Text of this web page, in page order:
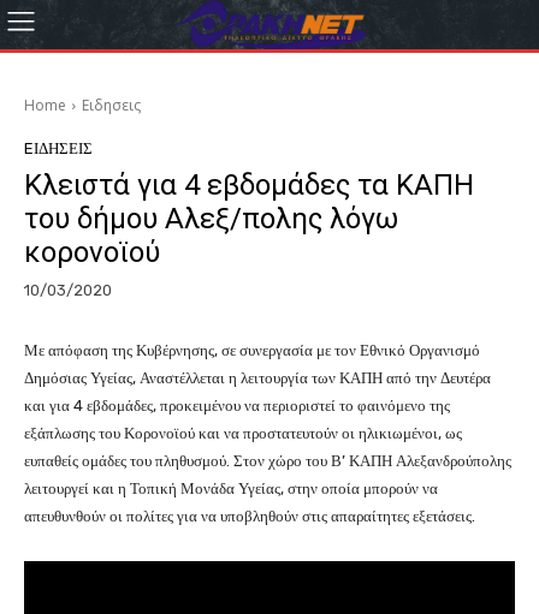
Home Eιδησεις
EΙΔΗΣΕΙΣ
Κλειστά για 4 εβδομάδες τα ΚΑΠΗ
του δήμου Αλεξ/πολης λόγω
κορονοϊού
10/03/2020
Με απόφαση της Κυβέρνησης, σε συνεργασία με τον Εθνικό Οργανισμό
Δημόσιας Υγείας, Αναστέλλεται η λειτουργία των ΚΑΠΗ από την Δευτέρα
και για 4 εβδομάδες, προκειμένου να περιοριστεί το φαινόμενο της
εξάπλωσης του Κορονοϊού και να προστατευτούν οι ηλικιωμένοι, ως
ευπαθείς ομάδες του πληθυσμού. Στον χώρο του Β’ ΚΑΠΗ Αλεξανδρούπολης
λειτουργεί και η Τοπική Μονάδα Υγείας, στην οποία μπορούν να
απευθυνθούν οι πολίτες για να υποβληθούν στις απαραίτητες εξετάσεις.